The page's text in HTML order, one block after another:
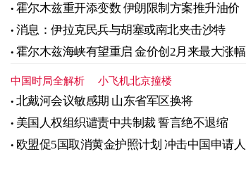
霍尔木兹重开添变数 伊朗限制方案推升油价
消息：伊拉克民兵与胡塞或南北夹击沙特
霍尔木兹海峡有望重启 金价创2月来最大涨幅
中国时局全解析 小飞机北京撞楼
北戴河会议敏感期 山东省军区换将
美国人权组织谴责中共制裁 誓言绝不退缩
欧盟促5国取消黄金护照计划 冲击中国申请人